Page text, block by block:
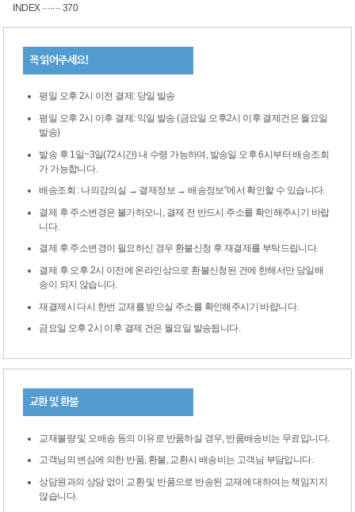
INDEX ······· 370
꼭 읽어주세요!
평일 오후 2시 이전 결제: 당일 발송
평일 오후 2시 이후 결제: 익일 발송 (금요일 오후2시 이후 결제건은 월요일
발송)
발송 후 1일~3일(72시간) 내 수령 가능하며, 발송일 오후 6시부터 배송조회
가 가능합니다.
배송조회 : 나의강의실 → 결제정보 → 배송정보”에서 확인할 수 있습니다.
결제 후 주소변경은 불가하오니, 결제 전 반드시 주소를 확인해주시기 바랍
니다.
결제 후 주소변경이 필요하신 경우 환불신청 후 재결제를 부탁드립니다.
결제 후 오후 2시 이전에 온라인상으로 환불신청된 건에 한해서만 당일배
송이 되지 않습니다.
재결제시 다시 한번 교재를 받으실 주소를 확인해주시기 바랍니다.
금요일 오후 2시 이후 결제 건은 월요일 발송됩니다.
교환 및 환불
교재불량 및 오배송 등의 이유로 반품하실 경우, 반품배송비는 무료입니다.
고객님의 변심에 의한 반품, 환불, 교환시 배송비는 고객님 부담입니다.
상담원과의 상담 없이 교환 및 반품으로 반송된 교재에 대하여는 책임지지
않습니다.